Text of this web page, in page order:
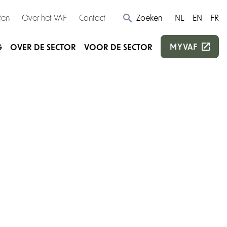
Over het VAF Contact Zoeken NL EN FR
OVER DE SECTOR VOOR DE SECTOR MYVAF